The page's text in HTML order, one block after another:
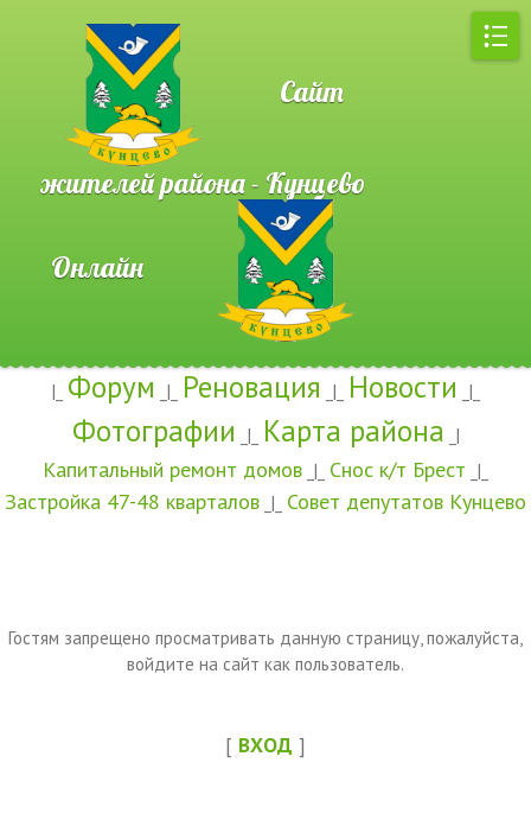
Сайт
жителей района - Кунцево
Онлайн
|_ Форум _|_ Реновация _|_ Новости _|_
Фотографии _|_ Карта района _|
Капитальный ремонт домов _|_ Снос к/т Брест _|_
Застройка 47-48 кварталов _|_ Совет депутатов Кунцево
Гостям запрещено просматривать данную страницу, пожалуйста,
войдите на сайт как пользователь.
[ ВХОД ]